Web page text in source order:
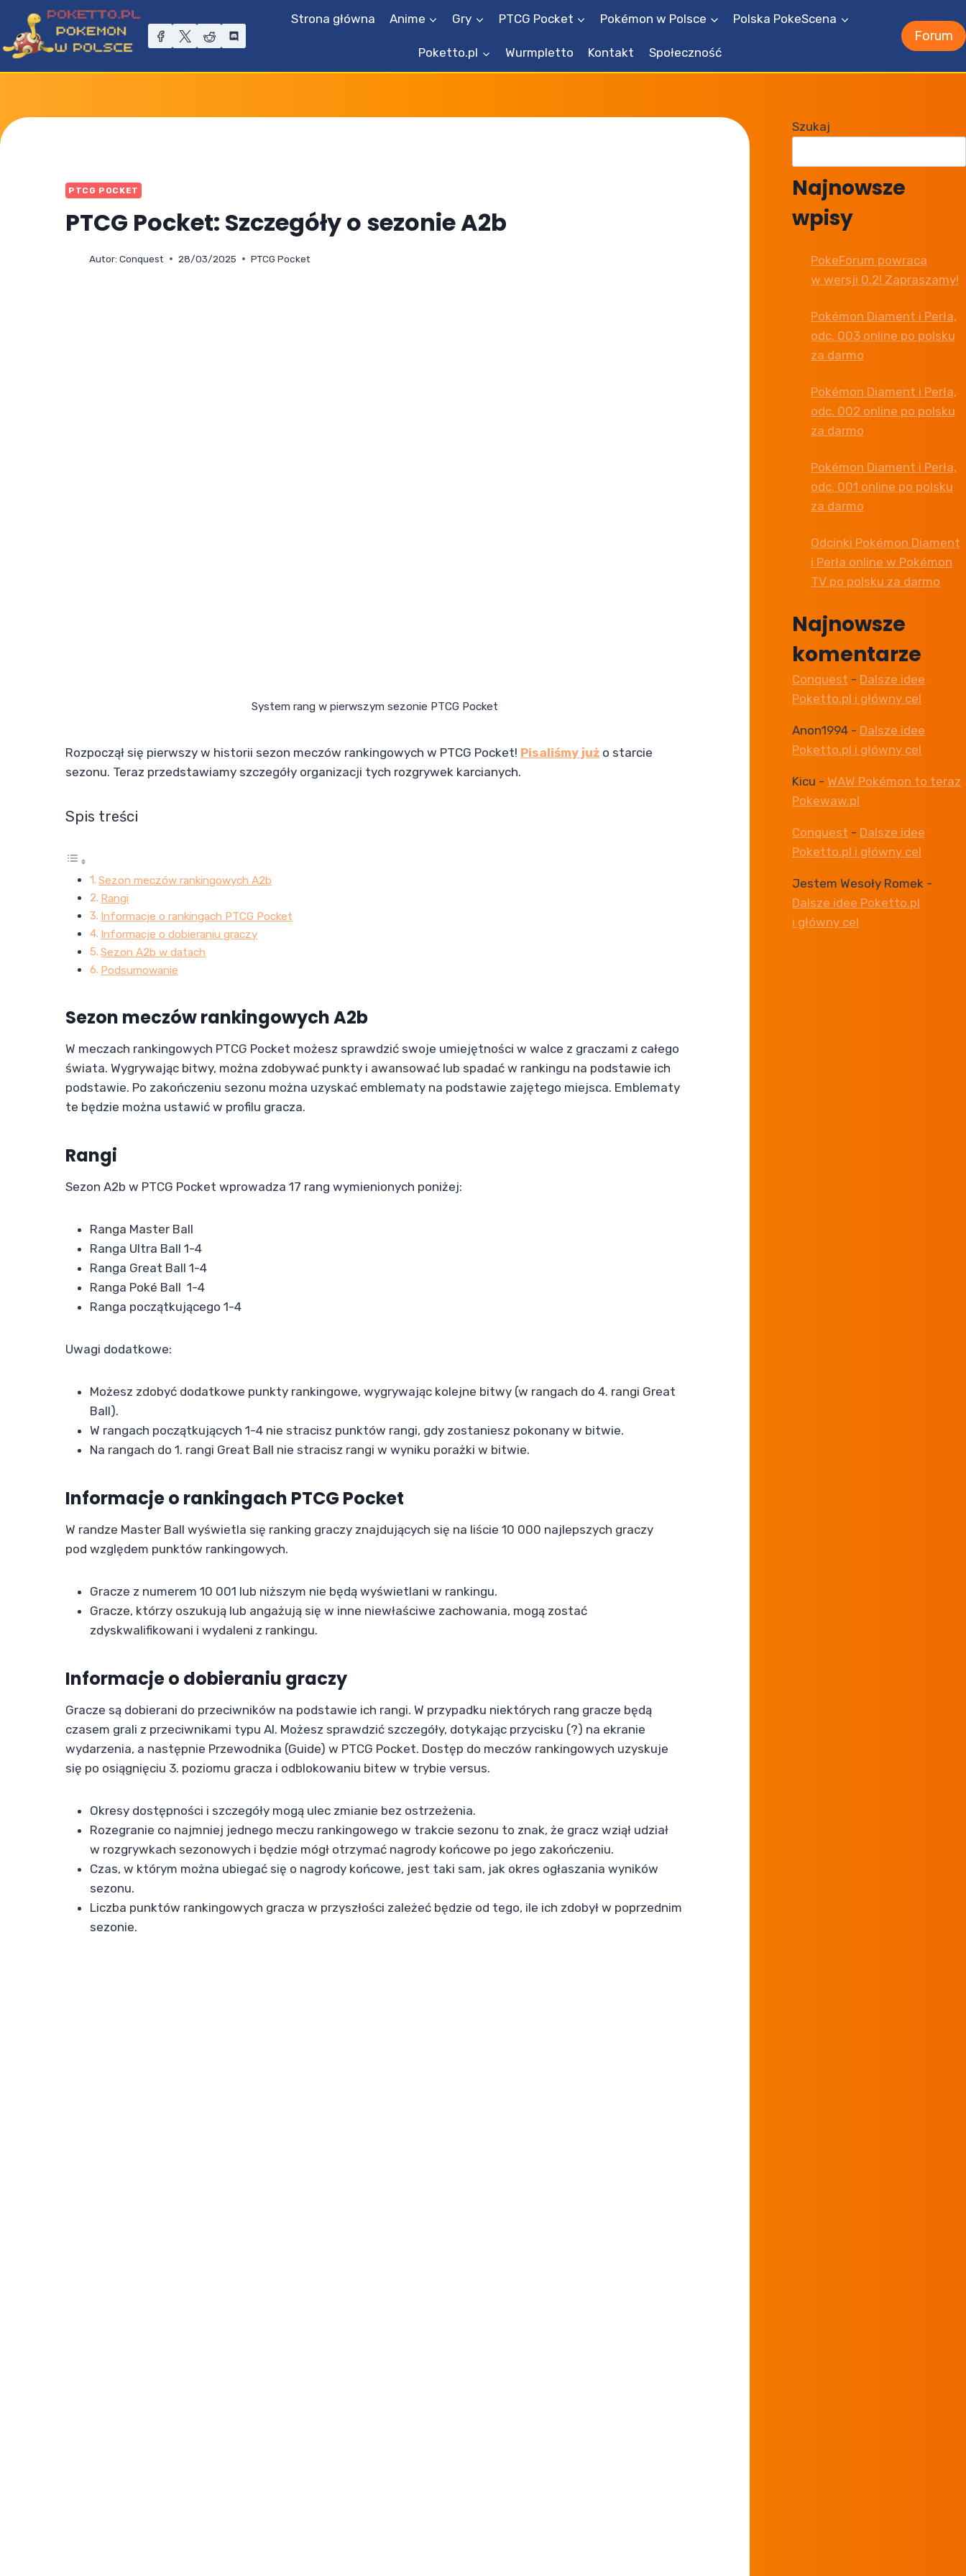
treści
Strona główna Anime Gry PTCG Pocket Pokémon w Polsce Polska PokeScena
Poketto.pl Wurmpletto Kontakt Społeczność
Forum
PTCG POCKET
PTCG Pocket: Szczegóły o sezonie A2b
Autor: Conquest 28/03/2025 PTCG Pocket
System rang w pierwszym sezonie PTCG Pocket
Rozpoczął się pierwszy w historii sezon meczów rankingowych w PTCG Pocket! Pisaliśmy już o starcie
sezonu. Teraz przedstawiamy szczegóły organizacji tych rozgrywek karcianych.
Spis treści
Sezon meczów rankingowych A2b
Rangi
Informacje o rankingach PTCG Pocket
Informacje o dobieraniu graczy
Sezon A2b w datach
Podsumowanie
Sezon meczów rankingowych A2b
W meczach rankingowych PTCG Pocket możesz sprawdzić swoje umiejętności w walce z graczami z całego
świata. Wygrywając bitwy, można zdobywać punkty i awansować lub spadać w rankingu na podstawie ich
podstawie. Po zakończeniu sezonu można uzyskać emblematy na podstawie zajętego miejsca. Emblematy
te będzie można ustawić w profilu gracza.
Rangi
Sezon A2b w PTCG Pocket wprowadza 17 rang wymienionych poniżej:
Ranga Master Ball
Ranga Ultra Ball 1-4
Ranga Great Ball 1-4
Ranga Poké Ball 1-4
Ranga początkującego 1-4
Uwagi dodatkowe:
Możesz zdobyć dodatkowe punkty rankingowe, wygrywając kolejne bitwy (w rangach do 4. rangi Great
Ball).
W rangach początkujących 1-4 nie stracisz punktów rangi, gdy zostaniesz pokonany w bitwie.
Na rangach do 1. rangi Great Ball nie stracisz rangi w wyniku porażki w bitwie.
Informacje o rankingach PTCG Pocket
W randze Master Ball wyświetla się ranking graczy znajdujących się na liście 10 000 najlepszych graczy
pod względem punktów rankingowych.
Gracze z numerem 10 001 lub niższym nie będą wyświetlani w rankingu.
Gracze, którzy oszukują lub angażują się w inne niewłaściwe zachowania, mogą zostać
zdyskwalifikowani i wydaleni z rankingu.
Informacje o dobieraniu graczy
Gracze są dobierani do przeciwników na podstawie ich rangi. W przypadku niektórych rang gracze będą
czasem grali z przeciwnikami typu Al. Możesz sprawdzić szczegóły, dotykając przycisku (?) na ekranie
wydarzenia, a następnie Przewodnika (Guide) w PTCG Pocket. Dostęp do meczów rankingowych uzyskuje
się po osiągnięciu 3. poziomu gracza i odblokowaniu bitew w trybie versus.
Okresy dostępności i szczegóły mogą ulec zmianie bez ostrzeżenia.
Rozegranie co najmniej jednego meczu rankingowego w trakcie sezonu to znak, że gracz wziął udział
w rozgrywkach sezonowych i będzie mógł otrzymać nagrody końcowe po jego zakończeniu.
Czas, w którym można ubiegać się o nagrody końcowe, jest taki sam, jak okres ogłaszania wyników
sezonu.
Liczba punktów rankingowych gracza w przyszłości zależeć będzie od tego, ile ich zdobył w poprzednim
sezonie.
Szukaj
Najnowsze
wpisy
PokeForum powraca
w wersji 0.2! Zapraszamy!
Pokémon Diament i Perła,
odc. 003 online po polsku
za darmo
Pokémon Diament i Perła,
odc. 002 online po polsku
za darmo
Pokémon Diament i Perła,
odc. 001 online po polsku
za darmo
Odcinki Pokémon Diament
i Perła online w Pokémon
TV po polsku za darmo
Najnowsze
komentarze
Conquest - Dalsze idee
Poketto.pl i główny cel
Anon1994 - Dalsze idee
Poketto.pl i główny cel
Kicu - WAW Pokémon to teraz
Pokewaw.pl
Conquest - Dalsze idee
Poketto.pl i główny cel
Jestem Wesoły Romek -
Dalsze idee Poketto.pl
i główny cel